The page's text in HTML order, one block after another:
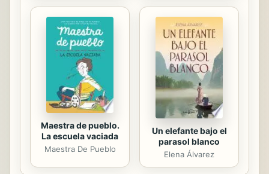
Maestra de pueblo.
La escuela vaciada
Maestra De Pueblo
Un elefante bajo el
parasol blanco
Elena Álvarez